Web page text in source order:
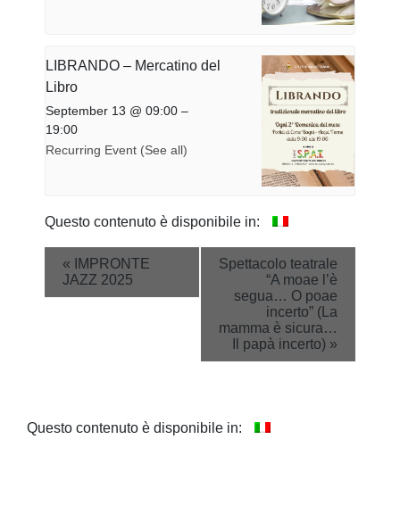
LIBRANDO – Mercatino del
Libro
September 13 @ 09:00 –
19:00
Recurring Event (See all)
Questo contenuto è disponibile in:
Event
Navigation
« IMPRONTE
JAZZ 2025
Spettacolo teatrale
“A moae l’è
segua… O poae
incerto” (La
mamma è sicura…
Il papà incerto) »
Questo contenuto è disponibile in: